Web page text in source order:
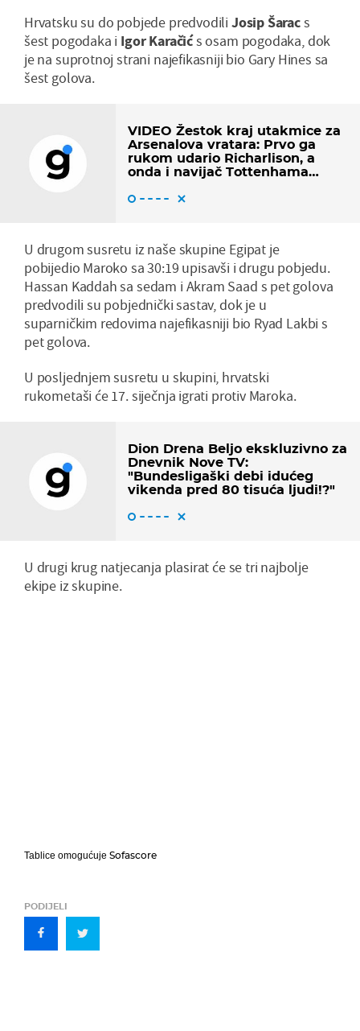
Hrvatsku su do pobjede predvodili Josip Šaracs
šest pogodaka i Igor Karačićs osam pogodaka, dok
je na suprotnoj strani najefikasniji bio Gary Hines sa
šest golova.
VIDEO Žestok kraj utakmice za
Arsenalova vratara: Prvo ga
rukom udario Richarlison, a
onda i navijač Tottenhama
U drugom susretu iz naše skupine Egipat je
pobijedio Maroko sa 30:19 upisavši i drugu pobjedu.
Hassan Kaddah sa sedam i Akram Saad s pet golova
predvodili su pobjednički sastav, dok je u
suparničkim redovima najefikasniji bio Ryad Lakbi s
pet golova.
U posljednjem susretu u skupini, hrvatski
rukometaši će 17. siječnja igrati protiv Maroka.
Dion Drena Beljo ekskluzivno za
Dnevnik Nove TV:
"Bundesligaški debi idućeg
vikenda pred 80 tisuća ljudi!?"
U drugi krug natjecanja plasirat će se tri najbolje
ekipe iz skupine.
Tablice omogućuje Sofascore
PODIJELI